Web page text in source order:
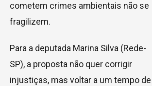
cometem crimes ambientais não se
fragilizem.
Para a deputada Marina Silva (Rede-
SP), a proposta não quer corrigir
injustiças, mas voltar a um tempo de